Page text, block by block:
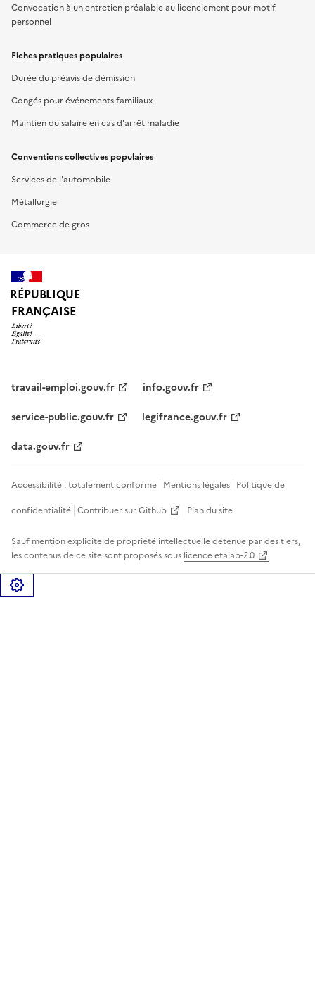
Convocation à un entretien préalable au licenciement pour motif
personnel
Fiches pratiques populaires
Durée du préavis de démission
Congés pour événements familiaux
Maintien du salaire en cas d'arrêt maladie
Conventions collectives populaires
Services de l'automobile
Métallurgie
Commerce de gros
RÉPUBLIQUE
FRANÇAISE
travail-emploi.gouv.fr
info.gouv.fr
service-public.gouv.fr
legifrance.gouv.fr
data.gouv.fr
Accessibilité : totalement conforme Mentions légales Politique de
confidentialité Contribuer sur Github Plan du site
Sauf mention explicite de propriété intellectuelle détenue par des tiers,
les contenus de ce site sont proposés sous licence etalab-2.0
Gérer les cookies